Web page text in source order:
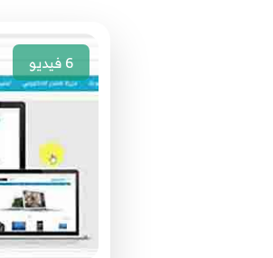
6فيديو